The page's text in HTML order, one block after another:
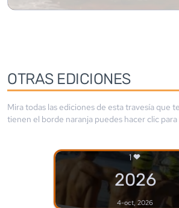
OTRAS EDICIONES
Mira todas las ediciones de esta travesía que
tienen el borde naranja puedes hacer clic
1
2026
4-oct, 2026